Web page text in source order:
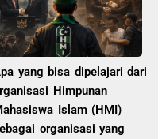
yang bisa dipelajari dari
Himpunan
Islam (HMI)
organisasi yang